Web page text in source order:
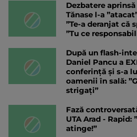
Dezbatere
Tănase l-a
”Te-a deranjat că
”Tu ce
După un flash-
Daniel Pancu a
conferință și s-a
oamenii în sală:
strigați”
Fază
UTA Arad - Rapid:
atinge!”